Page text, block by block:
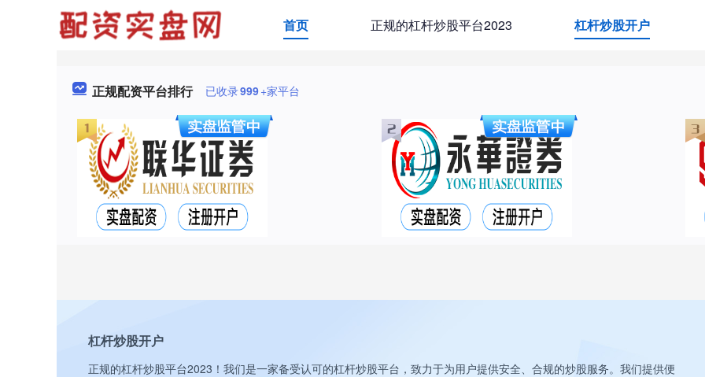
首页 正规的杠杆炒股平台2023 杠杆炒股开户
正规配资平台排行 已收录999+家平台
杠杆炒股开户
正规的杠杆炒股平台2023！我们是一家备受认可的杠杆炒股平台，致力于为用户提供安全、合规的炒股服务。我们提供便